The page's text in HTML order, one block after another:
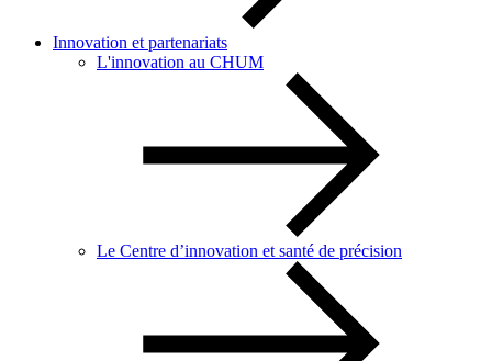
Innovation et partenariats
L'innovation au CHUM
Le Centre d’innovation et santé de précision